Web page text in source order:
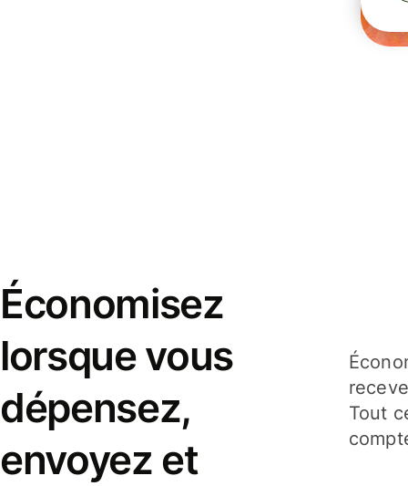
Économisez
lorsque vous
dépensez,
envoyez et
Tout